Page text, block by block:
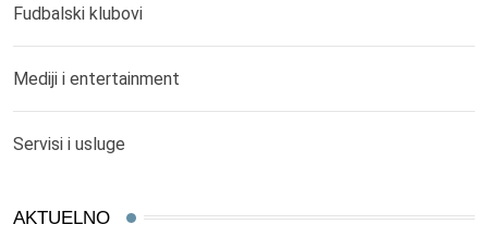
Fudbalski klubovi
Mediji i entertainment
Servisi i usluge
AKTUELNO